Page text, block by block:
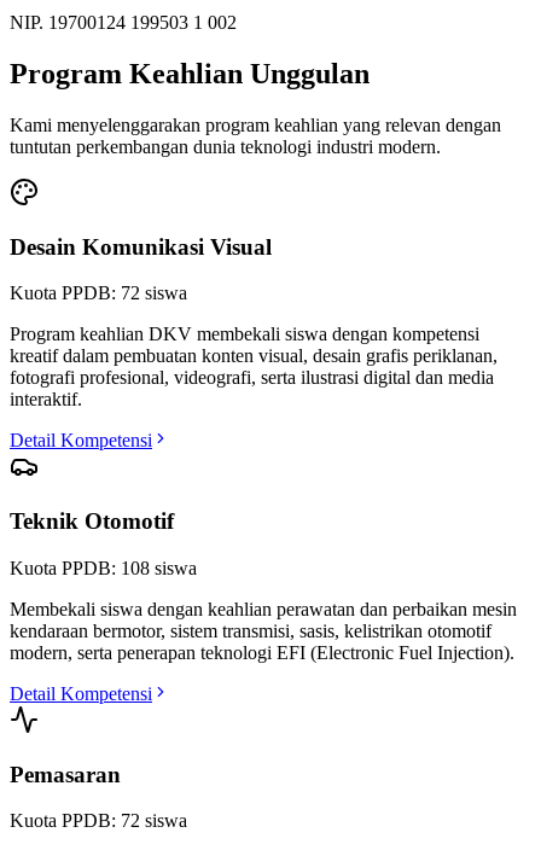
NIP. 19700124 199503 1 002
Program Keahlian Unggulan
Kami menyelenggarakan program keahlian yang relevan dengan
tuntutan perkembangan dunia teknologi industri modern.
Desain Komunikasi Visual
Kuota PPDB: 72 siswa
Program keahlian DKV membekali siswa dengan kompetensi
kreatif dalam pembuatan konten visual, desain grafis periklanan,
fotografi profesional, videografi, serta ilustrasi digital dan media
interaktif.
Detail Kompetensi
Teknik Otomotif
Kuota PPDB: 108 siswa
Membekali siswa dengan keahlian perawatan dan perbaikan mesin
kendaraan bermotor, sistem transmisi, sasis, kelistrikan otomotif
modern, serta penerapan teknologi EFI (Electronic Fuel Injection).
Detail Kompetensi
Pemasaran
Kuota PPDB: 72 siswa